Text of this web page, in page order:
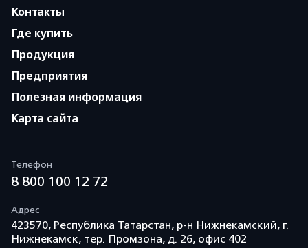
Контакты
Где купить
Продукция
Предприятия
Полезная информация
Карта сайта
Телефон
8 800 100 12 72
Адрес
423570, Республика Татарстан, р-н Нижнекамский, г.
Нижнекамск, тер. Промзона, д. 26, офис 402